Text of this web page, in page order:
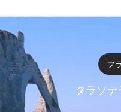
フ
タラソ